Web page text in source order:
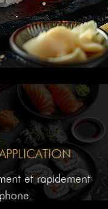
et rapidement